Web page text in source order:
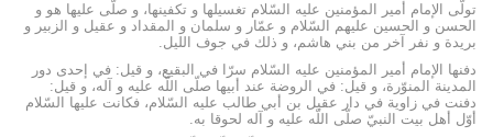
تولّى الإمام أمير المؤمنين عليه السّلام تغسيلها و تكفينها، و صلّى عليها هو و
الحسن و الحسين عليهم السّلام و عمّار و سلمان و المقداد و عقيل و الزبير و
بريدة و نفر آخر من بني هاشم، و ذلك في جوف الليل.
دفنها الإمام أمير المؤمنين عليه السّلام سرّا في البقيع، و قيل: في إحدى دور
المدينة المنوّرة، و قيل: في الروضة عند أبيها صلّى اللّه عليه و آله، و قيل:
دفنت في زاوية في دار عقيل بن أبي طالب عليه السّلام، فكانت عليها السّلام
أوّل أهل بيت النبيّ صلّى اللّه عليه و آله لحوقا به.